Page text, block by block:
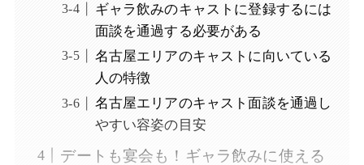
ギャラ飲みのキャストに登録するには
面談を通過する必要がある
名古屋エリアのキャストに向いている
人の特徴
名古屋エリアのキャスト面談を通過し
やすい容姿の目安
デートも宴会も！ギャラ飲みに使える